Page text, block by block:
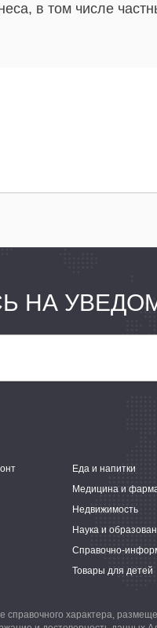
в том числе
НА
Еда и напитки
Медицина и
Недвижимость
Наука и
Товары для детей
характера,